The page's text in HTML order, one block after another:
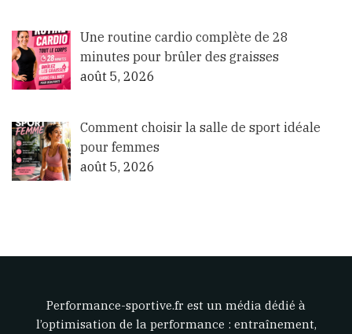
Une routine cardio complète de 28
minutes pour brûler des graisses
août 5, 2026
Comment choisir la salle de sport idéale
pour femmes
août 5, 2026
Performance-sportive.fr est un média dédié à
l’optimisation de la performance : entraînement,